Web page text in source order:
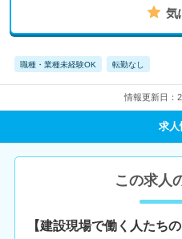
気
職種・業種未経験OK 転勤なし
情報更新日：
求人
この求人
【建設現場で働く人たち